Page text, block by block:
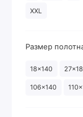
XXL
Размер
18x140
106x140